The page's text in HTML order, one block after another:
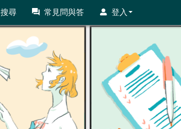
搜尋 常見問與答 登入